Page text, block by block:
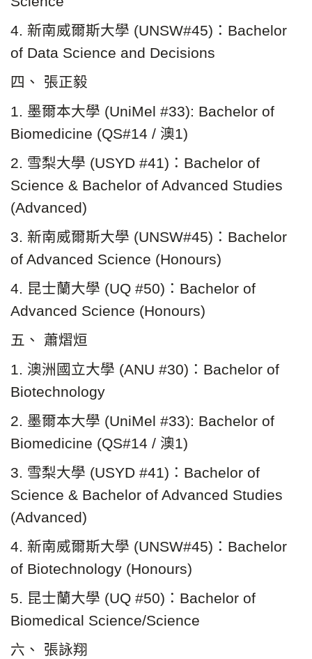
4. 新南威爾斯大學 (UNSW#45)：Bachelor
of Data Science and Decisions
四、 張正毅
1. 墨爾本大學 (UniMel #33): Bachelor of
Biomedicine (QS#14 / 澳1)
2. 雪梨大學 (USYD #41)：Bachelor of
Science & Bachelor of Advanced Studies
(Advanced)
3. 新南威爾斯大學 (UNSW#45)：Bachelor
of Advanced Science (Honours)
4. 昆士蘭大學 (UQ #50)：Bachelor of
Advanced Science (Honours)
五、 蕭熠烜
1. 澳洲國立大學 (ANU #30)：Bachelor of
Biotechnology
2. 墨爾本大學 (UniMel #33): Bachelor of
Biomedicine (QS#14 / 澳1)
3. 雪梨大學 (USYD #41)：Bachelor of
Science & Bachelor of Advanced Studies
(Advanced)
4. 新南威爾斯大學 (UNSW#45)：Bachelor
of Biotechnology (Honours)
5. 昆士蘭大學 (UQ #50)：Bachelor of
Biomedical Science/Science
六、 張詠翔